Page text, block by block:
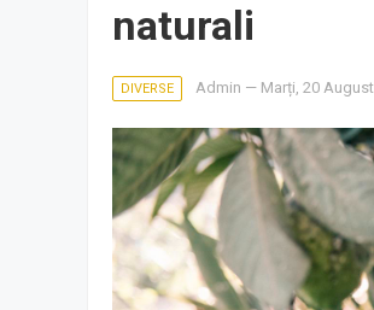
naturali
DIVERSE Admin — Marți, 20